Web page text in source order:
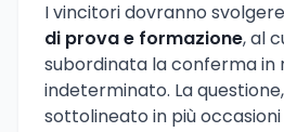
I vincitori dovranno
di prova e formazione, al
subordinata la conferma in
indeterminato. La
sottolineato in più